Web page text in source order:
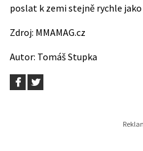
poslat k zemi stejně rychle
Zdroj: MMAMAG.cz
Autor: Tomáš Stupka